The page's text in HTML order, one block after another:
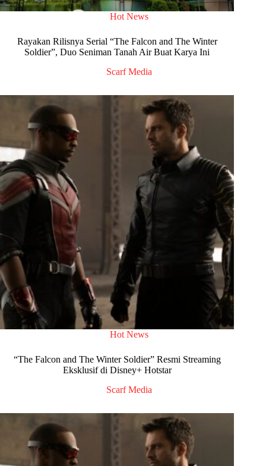
Hot News
Rayakan Rilisnya Serial “The Falcon and The Winter
Soldier”, Duo Seniman Tanah Air Buat Karya Ini
Scarf Media
Hot News
“The Falcon and The Winter Soldier” Resmi Streaming
Eksklusif di Disney+ Hotstar
Scarf Media